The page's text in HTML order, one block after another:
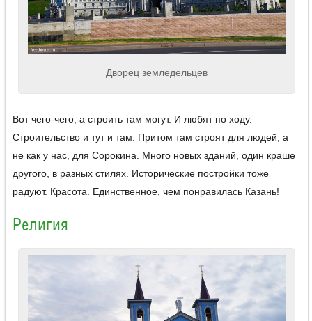
Дворец земледельцев
Вот чего-чего, а строить там могут. И любят по ходу.
Строительство и тут и там. Притом там строят для людей, а
не как у нас, для Сорокина. Много новых зданий, один краше
другого, в разных стилях. Исторические постройки тоже
радуют. Красота. Единственное, чем понравилась Казань!
Религия